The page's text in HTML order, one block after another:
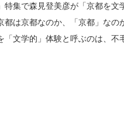
集で森見登美彦が「京都を
は京都なのか、「京都」な
文学的」体験と呼ぶのは、不